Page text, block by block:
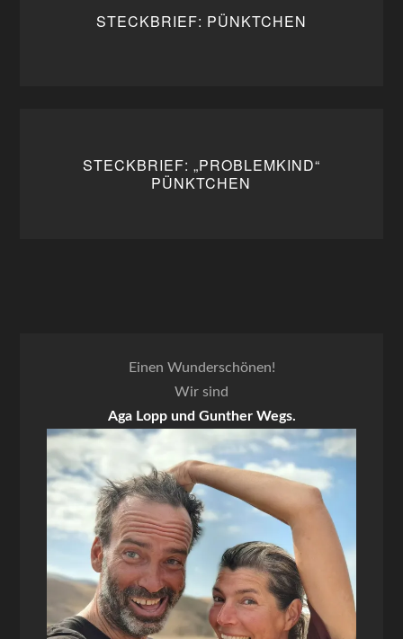
STECKBRIEF: PÜNKTCHEN
STECKBRIEF: „PROBLEMKIND“
PÜNKTCHEN
Einen Wunderschönen!
Wir sind
Aga Lopp und Gunther Wegs.